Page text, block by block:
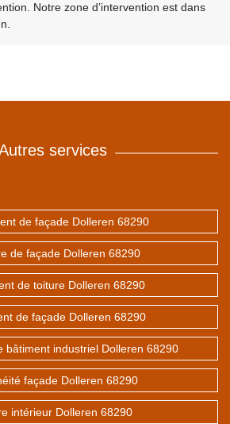
Notre zone d’intervention est dans
services
de façade Dolleren 68290
de façade Dolleren 68290
de toiture Dolleren 68290
de façade Dolleren 68290
bâtiment industriel Dolleren 68290
façade Dolleren 68290
intérieur Dolleren 68290